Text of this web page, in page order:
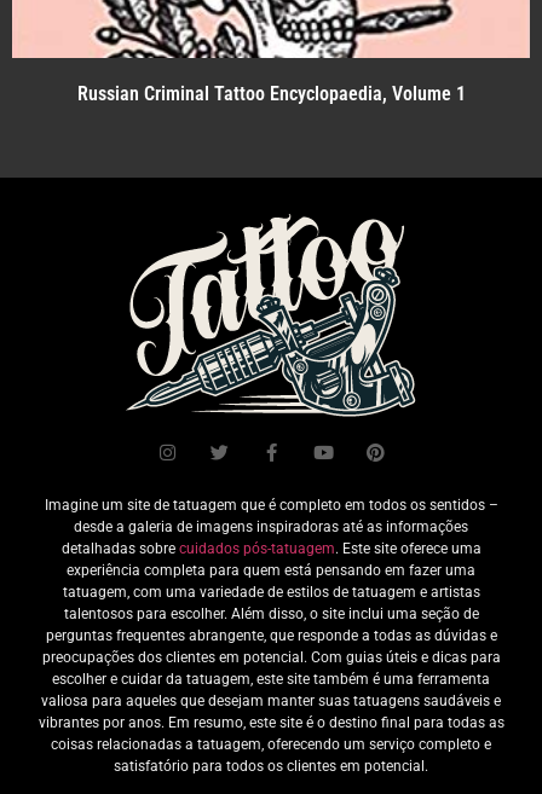
Russian Criminal Tattoo Encyclopaedia, Volume 1
Imagine um site de tatuagem que é completo em todos os sentidos –
desde a galeria de imagens inspiradoras até as informações
detalhadas sobre cuidados pós-tatuagem. Este site oferece uma
experiência completa para quem está pensando em fazer uma
tatuagem, com uma variedade de estilos de tatuagem e artistas
talentosos para escolher. Além disso, o site inclui uma seção de
perguntas frequentes abrangente, que responde a todas as dúvidas e
preocupações dos clientes em potencial. Com guias úteis e dicas para
escolher e cuidar da tatuagem, este site também é uma ferramenta
valiosa para aqueles que desejam manter suas tatuagens saudáveis e
vibrantes por anos. Em resumo, este site é o destino final para todas as
coisas relacionadas a tatuagem, oferecendo um serviço completo e
satisfatório para todos os clientes em potencial.